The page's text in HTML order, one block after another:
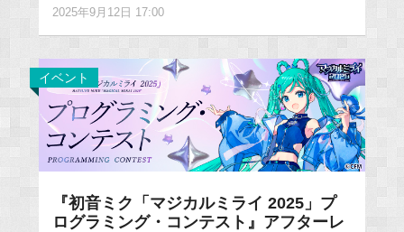
2025年9月12日 17:00
イベント
『初音ミク「マジカルミライ 2025」プ
ログラミング・コンテスト』アフターレ